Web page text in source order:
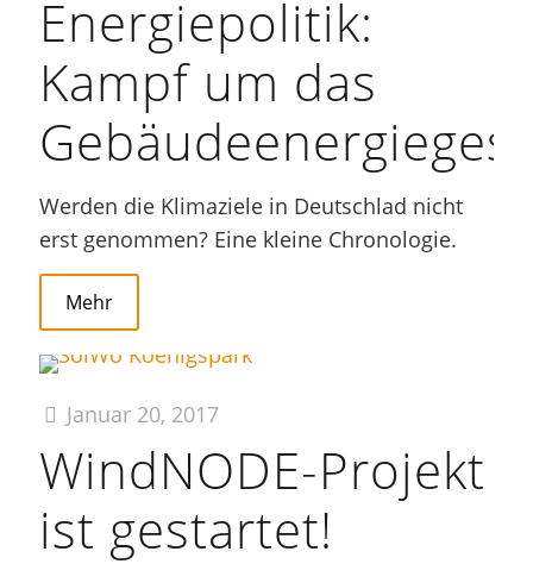
Energiepolitik:
Kampf um das
Werden die Klimaziele in Deutschlad nicht
erst genommen? Eine kleine Chronologie.
Mehr
Januar 20, 2017
WindNODE-Projekt
ist gestartet!